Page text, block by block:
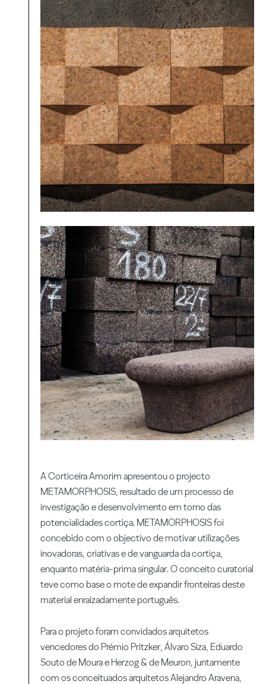
A Corticeira Amorim apresentou o projecto
METAMORPHOSIS, resultado de um processo de
investigação e desenvolvimento em torno das
potencialidades cortiça. METAMORPHOSIS foi
concebido com o objectivo de motivar utilizações
inovadoras, criativas e de vanguarda da cortiça,
enquanto matéria-prima singular. O conceito curatorial
teve como base o mote de expandir fronteiras deste
material enraizadamente português.
Para o projeto foram convidados arquitetos
vencedores do Prémio Pritzker, Álvaro Siza, Eduardo
Souto de Moura e Herzog & de Meuron, juntamente
com os conceituados arquitetos Alejandro Aravena,